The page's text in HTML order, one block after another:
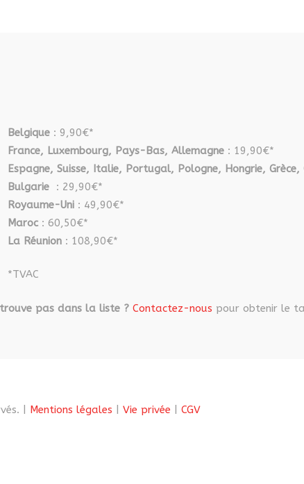
Belgique : 9,90€*
France, Luxembourg, Pays-Bas, Allemagne : 19,90€*
Espagne, Suisse, Italie, Portugal, Pologne, Hongrie,
Bulgarie
: 29,90€*
Royaume-Uni : 49,90€*
Maroc : 60,50€*
La Réunion : 108,90€*
*TVAC
pas dans la liste ? Contactez-nous pour obtenir le
| Mentions légales Vie privée CGV